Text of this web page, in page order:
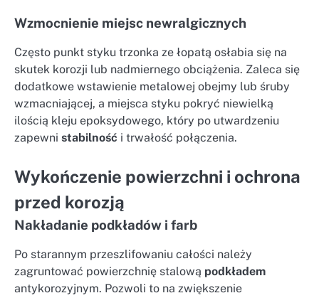
Wzmocnienie miejsc newralgicznych
Często punkt styku trzonka ze łopatą osłabia się na
skutek korozji lub nadmiernego obciążenia. Zaleca się
dodatkowe wstawienie metalowej obejmy lub śruby
wzmacniającej, a miejsca styku pokryć niewielką
ilością kleju epoksydowego, który po utwardzeniu
zapewni stabilność i trwałość połączenia.
Wykończenie powierzchni i ochrona
przed korozją
Nakładanie podkładów i farb
Po starannym przeszlifowaniu całości należy
zagruntować powierzchnię stalową podkładem
antykorozyjnym. Pozwoli to na zwiększenie